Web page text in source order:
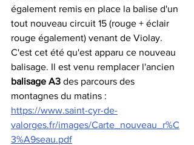
également remis en place la balise d'un
tout nouveau circuit 15 (rouge + éclair
rouge également) venant de Violay.
C'est cet été qu'est apparu ce nouveau
balisage. Il est venu remplacer l'ancien
balisage A3 des parcours des
montagnes du matins :
https://www.saint-cyr-de-
valorges.fr/images/Carte_nouveau_r%C
3%A9seau.pdf